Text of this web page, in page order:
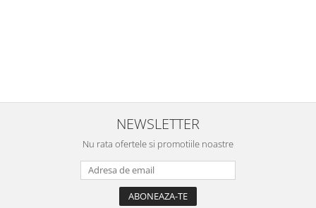
NEWSLETTER
Nu rata ofertele si promotiile noastre